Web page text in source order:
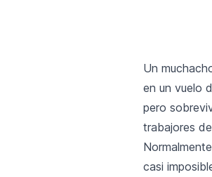
Un
en un vuelo
pero
trabajores
casi